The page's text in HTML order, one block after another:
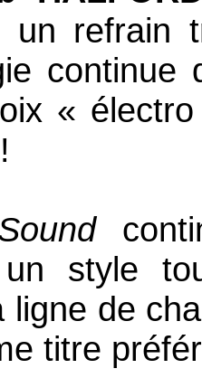
un refrain
continue
« électro
un style
ligne de
titre